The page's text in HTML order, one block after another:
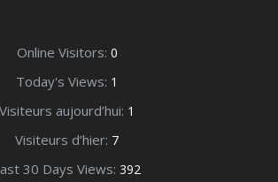
Online Visitors: 0
Today's Views: 1
Visiteurs aujourd’hui: 1
Visiteurs d’hier: 7
30 Days Views: 392